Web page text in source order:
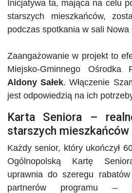
Inicjatywa ta, mająca na celu
starszych mieszkańców,
podczas spotkania w sali Nowa
Zaangażowanie w projekt to
Miejsko-Gminnego Ośrodka
Aldony Sałek. Włączenie
jest odpowiedzią na ich
Karta Seniora –
starszych mieszkańców
Każdy senior, który ukończył
Ogólnopolską Kartę
uprawnia do szeregu
partnerów programu –